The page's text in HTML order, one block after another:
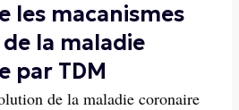
les macanismes
la maladie
par TDM
de la maladie coronaire